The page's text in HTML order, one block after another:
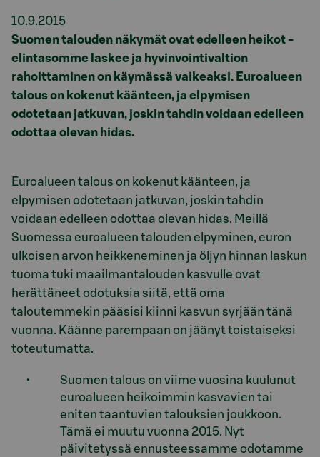
10.9.2015
Suomen talouden näkymät ovat edelleen heikot -
elintasomme laskee ja hyvinvointivaltion
rahoittaminen on käymässä vaikeaksi. Euroalueen
talous on kokenut käänteen, ja elpymisen
odotetaan jatkuvan, joskin tahdin voidaan edelleen
odottaa olevan hidas.
Euroalueen talous on kokenut käänteen, ja
elpymisen odotetaan jatkuvan, joskin tahdin
voidaan edelleen odottaa olevan hidas. Meillä
Suomessa euroalueen talouden elpyminen, euron
ulkoisen arvon heikkeneminen ja öljyn hinnan laskun
tuoma tuki maailmantalouden kasvulle ovat
herättäneet odotuksia siitä, että oma
taloutemmekin pääsisi kiinni kasvun syrjään tänä
vuonna. Käänne parempaan on jäänyt toistaiseksi
toteutumatta.
Suomen talous on viime vuosina kuulunut
euroalueen heikoimmin kasvavien tai
eniten taantuvien talouksien joukkoon.
Tämä ei muutu vuonna 2015. Nyt
päivitetyssä ennusteessamme odotamme